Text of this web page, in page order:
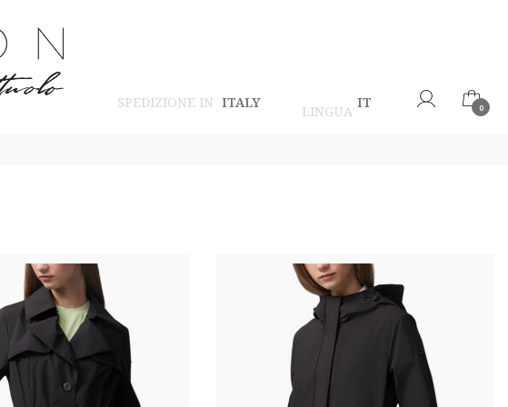
SPEDIZIONE IN ITALY
LINGUA
IT 0